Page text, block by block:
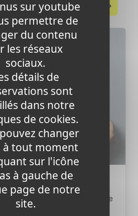
Suivant
pour alléger sa facture
sur youtube
permettre de
du contenu
les réseaux
sociaux.
détails de
sont
dans notre
de cookies.
changer
à tout moment
sur l'icône
à gauche de
page de notre
site.